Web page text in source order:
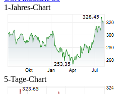
1-Jahres-Chart
5-Tage-Chart